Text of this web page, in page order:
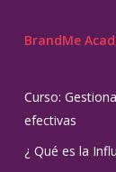
BrandMe
Curso:
efectivas
¿ Qué es la